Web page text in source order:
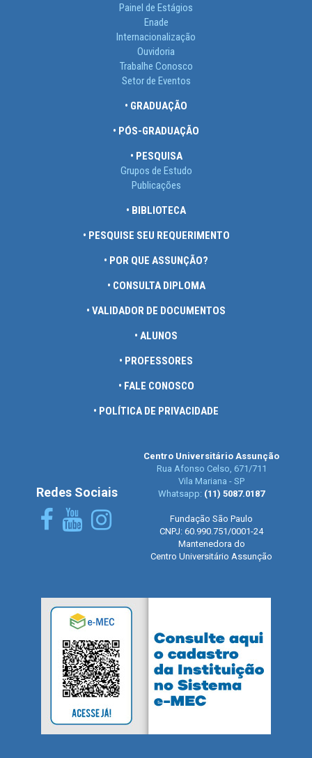
Painel de Estágios
Enade
Internacionalização
Ouvidoria
Trabalhe Conosco
Setor de Eventos
• GRADUAÇÃO
• PÓS-GRADUAÇÃO
• PESQUISA
Grupos de Estudo
Publicações
• BIBLIOTECA
• PESQUISE SEU REQUERIMENTO
• POR QUE ASSUNÇÃO?
• CONSULTA DIPLOMA
• VALIDADOR DE DOCUMENTOS
• ALUNOS
• PROFESSORES
• FALE CONOSCO
• POLÍTICA DE PRIVACIDADE
Redes Sociais
Centro Universitário Assunção
Rua Afonso Celso, 671/711
Vila Mariana - SP
Whatsapp: (11) 5087.0187
Fundação São Paulo
CNPJ: 60.990.751/0001-24
Mantenedora do
Centro Universitário Assunção